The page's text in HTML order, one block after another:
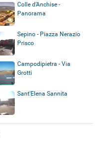
Colle d’Anchise -
Panorama
Sepino - Piazza Nerazio
Prisco
Campodipietra - Via
Grotti
Sant'Elena Sannita